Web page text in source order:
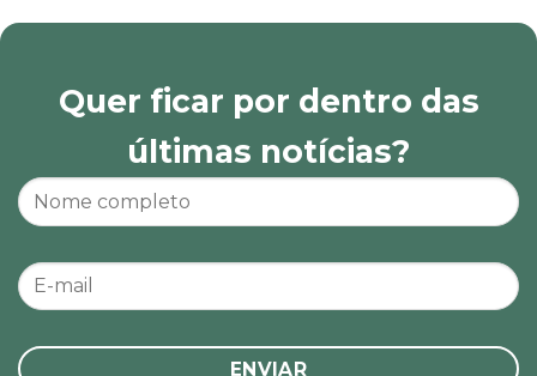
Quer ficar por dentro das
últimas notícias?